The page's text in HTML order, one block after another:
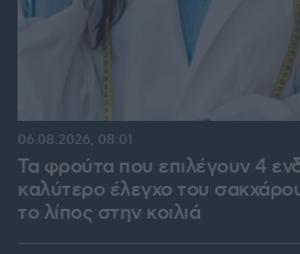
Τα φρούτα που επιλέγουν 4
καλύτερο έλεγχο του
το λίπος στην κοιλιά
06.08.2026, 08:01